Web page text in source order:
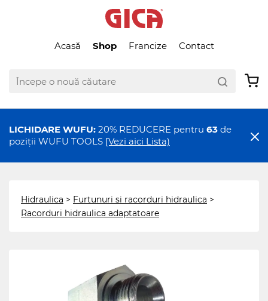
Acasă Shop Francize Contact
LICHIDARE WUFU: 20% REDUCERE pentru 63 de
poziții WUFU TOOLS [Vezi aici Lista)
Hidraulica > Furtunuri si racorduri hidraulica >
Racorduri hidraulica adaptatoare